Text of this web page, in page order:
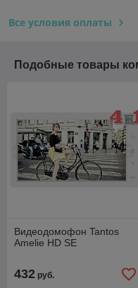
Все условия оплаты
Подобные товары
Видеодомофон Tantos
Amelie HD SE
432 руб.